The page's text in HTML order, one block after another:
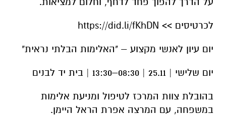
לכרטיסים >> https://did.li/fKhDN
יום עיון לאנשי מקצוע – "האלימות הבלתי נראית"
יום שלישי | 25.11 | 08:30–13:30 | בית יד לבנים
בהובלת צוות המרכז לטיפול ומניעת אלימות
במשפחה, עם המרצה אפרת הראל היימן.